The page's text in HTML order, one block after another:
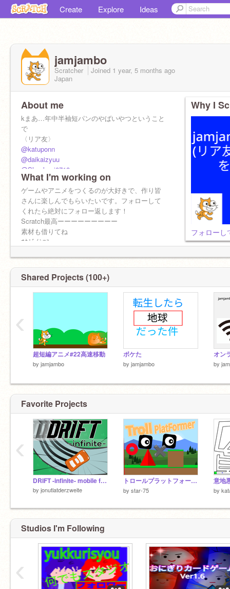
Create Explore Ideas
jamjambo
Scratcher Joined 1 year, 5 months ago
Japan
About me
kまあ…年中半袖短パンのやばいやつということ
で
〈リア友〉
@katuponn
@daikaizyuu
@Shoukapi0718
@louismarion27
@gackpo-0731
@PIPIPOTATOpipipotato
@rororo666
↑フォローして↑
What I'm working on
ゲームやアニメをつくるのが大好きで、作り皆
さんに楽しんでもらいたいです。フォローして
くれたら絶対にフォロー返します！
Scratch最高ーーーーーーーーー
素材も借りてね
ｵﾈｶﾞｲｼﾏｽ
https://turbowarp.org/1322924699?fps=60&hqpen
Why I
フォローし
Shared Projects (100+)
超短編アニメ#22高速移動
by jamjambo
ボケた
by jamjambo by
‹
Favorite Projects
DRIFT -infinite- mobile friendly
by jonutlatderzweite
トロールプラットフォーマー
by star-75
意地
by
‹
Studios I'm Following
‹